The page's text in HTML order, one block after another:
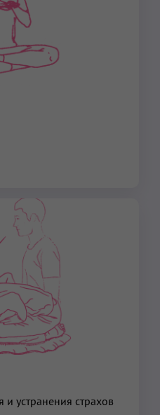
устранения страхов